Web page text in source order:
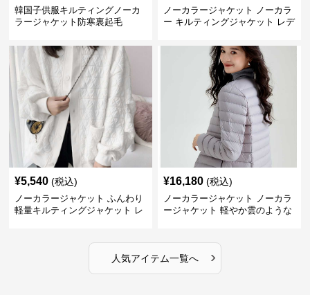
韓国子供服キルティングノーカ
ラージャケット防寒裏起毛
ノーカラージャケット ノーカラ
ー キルティングジャケット レデ
¥5,540 (税込)
ノーカラージャケット ふんわり
軽量キルティングジャケット レ
¥16,180 (税込)
ノーカラージャケット ノーカラ
ージャケット 軽やか雲のような
人気アイテム一覧へ ›